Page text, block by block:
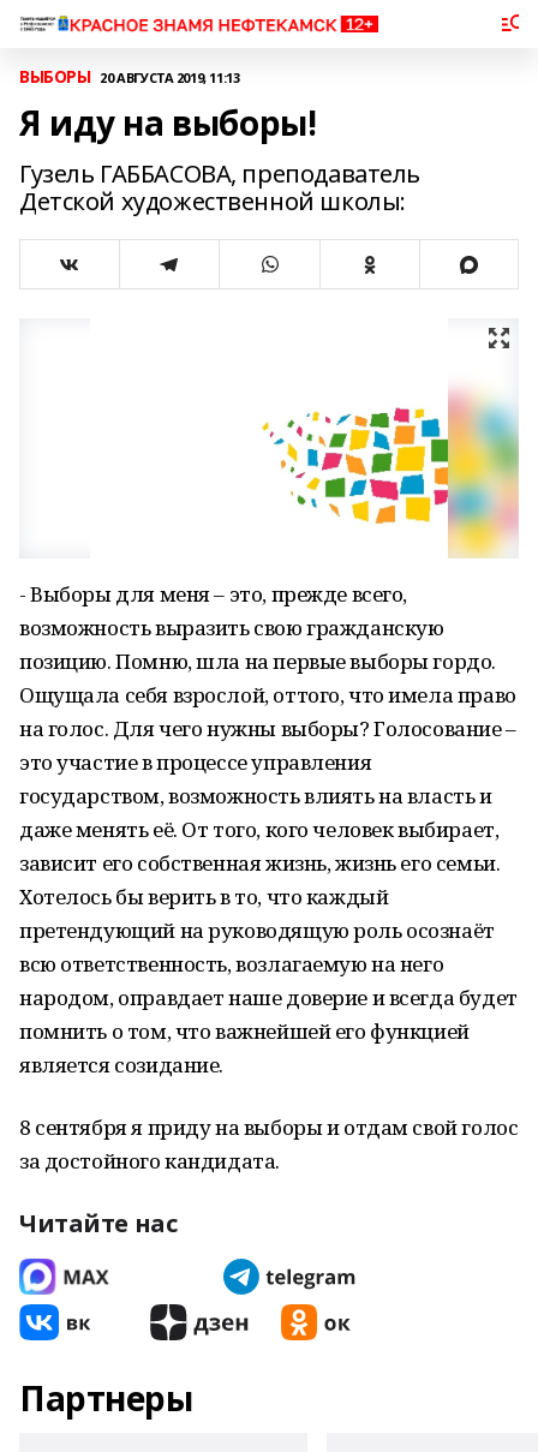
ВЫБОРЫ 20 АВГУСТА 2019, 11:13
Я иду на выборы!
Гузель ГАББАСОВА, преподаватель
Детской художественной школы:
- Выборы для меня – это, прежде всего,
возможность выразить свою гражданскую
позицию. Помню, шла на первые выборы гордо.
Ощущала себя взрослой, оттого, что имела право
на голос. Для чего нужны выборы? Голосование –
это участие в процессе управления
государством, возможность влиять на власть и
даже менять её. От того, кого человек выбирает,
зависит его собственная жизнь, жизнь его семьи.
Хотелось бы верить в то, что каждый
претендующий на руководящую роль осознаёт
всю ответственность, возлагаемую на него
народом, оправдает наше доверие и всегда будет
помнить о том, что важнейшей его функцией
является созидание.
8 сентября я приду на выборы и отдам свой голос
за достойного кандидата.
Читайте нас
Партнеры